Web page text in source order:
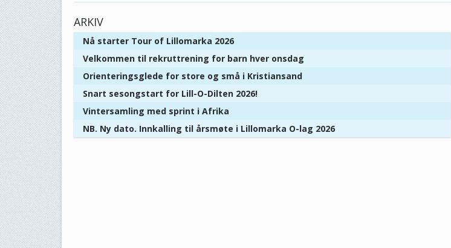
ARKIV
Nå starter Tour of Lillomarka 2026
Velkommen til rekruttrening for barn hver onsdag
Orienteringsglede for store og små i Kristiansand
Snart sesongstart for Lill-O-Dilten 2026!
Vintersamling med sprint i Afrika
NB. Ny dato. Innkalling til årsmøte i Lillomarka O-lag 2026